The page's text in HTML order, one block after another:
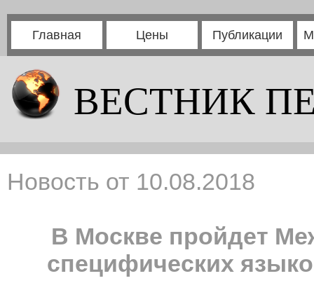
Главная Цены Публикации
ВЕСТНИК
Новость от 10.08.2018
В Москве пройдет
специфических